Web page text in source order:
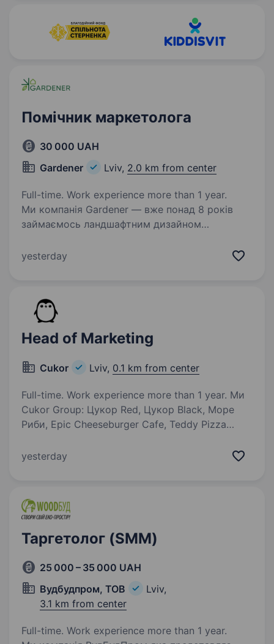
Помічник маркетолога
30 000 UAH
Gardener
Lviv, 2.0 km from center
Full-time. Work experience more than 1 year.
Ми компанія Gardener — вже понад 8 років
займаємось ландшафтним дизайном
територій. Ми ростемо, розширюємо команду
yesterday
Head of Marketing
Cukor Lviv, 0.1 km from center
Full-time. Work experience more than 1 year. Ми
Cukor Group: Цукор Red, Цукор Black, Море
Риби, Epic Cheeseburger Cafe, Teddy Pizza
створюємо заклади — ми будуємо бренди, які
yesterday
Таргетолог (SMM)
25 000 – 35 000 UAH
Вудбудпром, ТОВ
Lviv,
3.1 km from center
Full-time. Work experience more than 1 year.